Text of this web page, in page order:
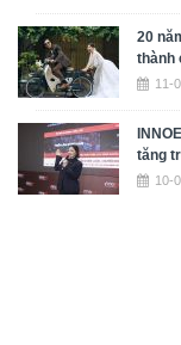
20
thành
11-
tăng
10-